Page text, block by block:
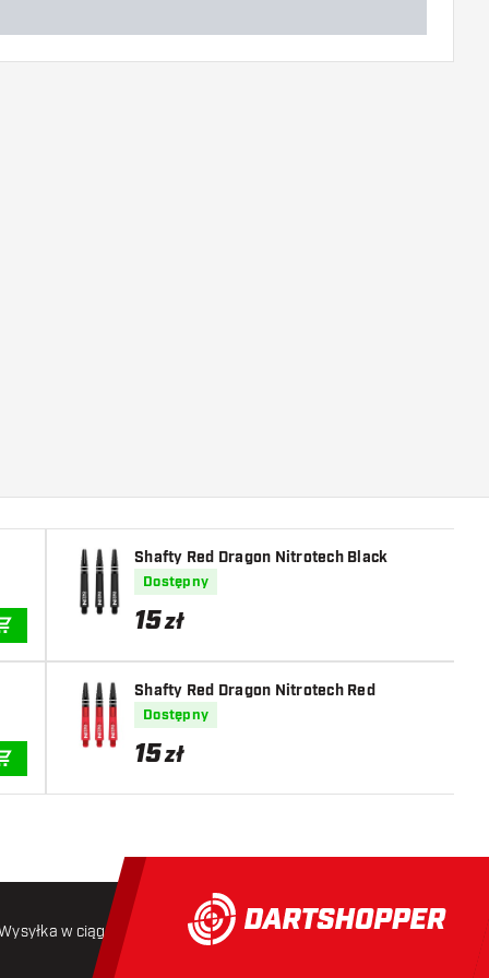
Shafty Red Dragon Nitrotech Black
Dostępny
15zł
Shafty Red Dragon Nitrotech Red
Dostępny
15zł
w ciągu 24 godzin Darmowa wysyłka od 250 złoty